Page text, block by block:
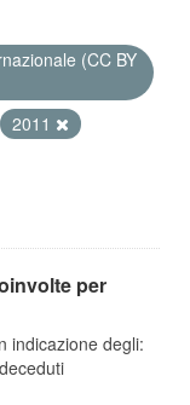
(CC BY
2011
per
indicazione degli: